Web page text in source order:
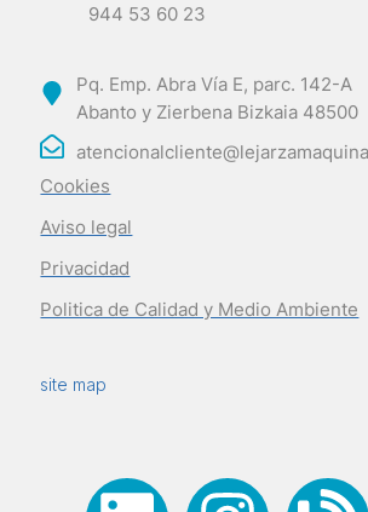
944 53 60 23
Pq. Emp. Abra Vía E, parc. 142-A
Abanto y Zierbena Bizkaia 48500
Cookies
Aviso legal
Privacidad
Politica de Calidad y Medio Ambiente
site map